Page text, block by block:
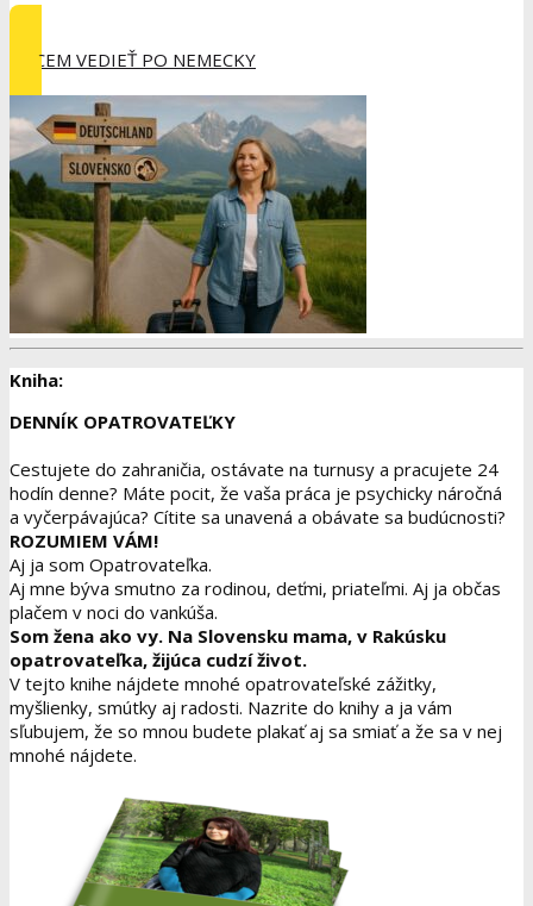
CHCEM VEDIEŤ PO NEMECKY
Kniha:
DENNÍK OPATROVATEĽKY
Cestujete do zahraničia, ostávate na turnusy a pracujete 24
hodín denne? Máte pocit, že vaša práca je psychicky náročná
a vyčerpávajúca? Cítite sa unavená a obávate sa budúcnosti?
ROZUMIEM VÁM!
Aj ja som Opatrovateľka.
Aj mne býva smutno za rodinou, deťmi, priateľmi. Aj ja občas
plačem v noci do vankúša.
Som žena ako vy. Na Slovensku mama, v Rakúsku
opatrovateľka, žijúca cudzí život.
V tejto knihe nájdete mnohé opatrovateľské zážitky,
myšlienky, smútky aj radosti. Nazrite do knihy a ja vám
sľubujem, že so mnou budete plakať aj sa smiať a že sa v nej
mnohé nájdete.